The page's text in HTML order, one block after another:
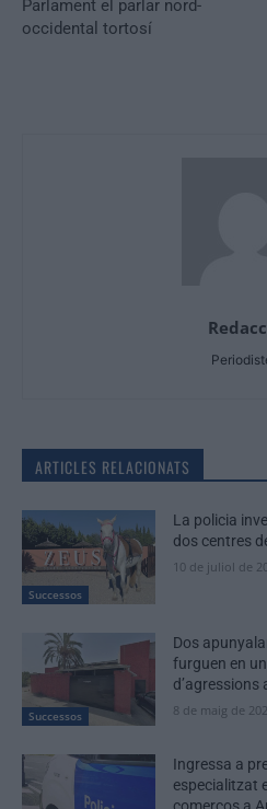
Parlament el parlar nord-
occidental tortosí
ARTICLES RELACIONATS
Successos
La policia
dos centres
10 de juliol de
Successos
Dos
furguen en
d’agressions
8 de maig de
Ingressa a
especialitzat